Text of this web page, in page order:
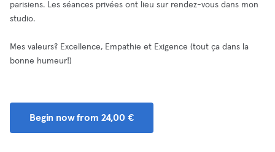
parisiens. Les séances privées ont lieu sur rendez-vous dans mon
studio.
Mes valeurs? Excellence, Empathie et Exigence (tout ça dans la
bonne humeur!)
Begin now from 24,00 €